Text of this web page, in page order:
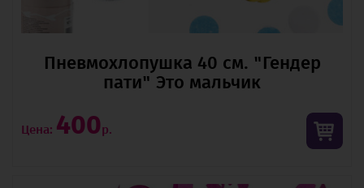
Пневмохлопушка 40 см. "Гендер
пати" Это мальчик
Цена: 400р.